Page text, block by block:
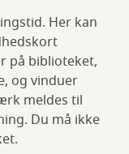
Her kan
på biblioteket,
og vinduer
meldes til
Du må ikke